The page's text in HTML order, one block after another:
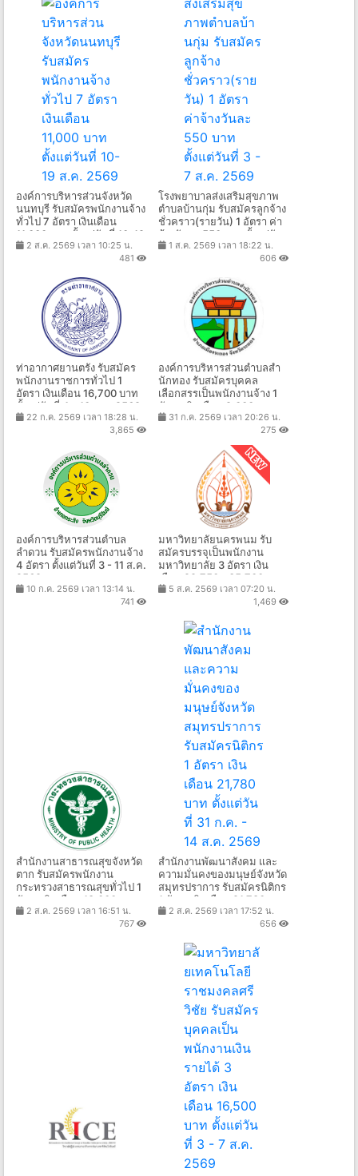
องค์การบริหารส่วนจังหวัด
นนทบุรี รับสมัครพนักงานจ้าง
ทั่วไป 7 อัตรา เงินเดือน
11,000 บาท ตั้งแต่วันที่ 10-19
ส.ค. 2569
2 ส.ค. 2569 เวลา 10:25 น.
481
โรงพยาบาลส่งเสริมสุขภาพ
ตําบลบ้านกุ่ม รับสมัครลูกจ้าง
ชั่วคราว(รายวัน) 1 อัตรา ค่า
จ้างวันละ 550 บาท ตั้งแต่วัน
ที่ 3 - 7 ส.ค. 2569
1 ส.ค. 2569 เวลา 18:22 น.
606
ท่าอากาศยานตรัง รับสมัคร
พนักงานราชการทั่วไป 1
อัตรา เงินเดือน 16,700 บาท
ตั้งแต่วันที่ 4 - 10 ส.ค. 2569
22 ก.ค. 2569 เวลา 18:28 น.
3,865
องค์การบริหารส่วนตําบลสํา
นักทอง รับสมัครบุคคล
เลือกสรรเป็นพนักงานจ้าง 1
อัตรา เงินเดือน 9,000 -
18,150 บาท ตั้งแต่วันที่ 10 -
31 ก.ค. 2569 เวลา 20:26 น.
275
องค์การบริหารส่วนตำบล
ลำดวน รับสมัครพนักงานจ้าง
4 อัตรา ตั้งแต่วันที่ 3 - 11 ส.ค.
2569
10 ก.ค. 2569 เวลา 13:14 น.
741
มหาวิทยาลัยนครพนม รับ
สมัครบรรจุเป็นพนักงาน
มหาวิทยาลัย 3 อัตรา เงิน
เดือน 29,750 - 35,700 บาท
ตั้งแต่บัดนี้ - 21 ส.ค. 2569
5 ส.ค. 2569 เวลา 07:20 น.
1,469
สำนักงานสาธารณสุขจังหวัด
ตาก รับสมัครพนักงาน
กระทรวงสาธารณสุขทั่วไป 1
อัตรา เงินเดือน 18,000บาท
ตั้งแต่วันที่ 3-7 ส.ค. 2569
2 ส.ค. 2569 เวลา 16:51 น.
767
สำนักงานพัฒนาสังคม และ
ความมั่นคงของมนุษย์จังหวัด
สมุทรปราการ รับสมัครนิติกร
1 อัตรา เงินเดือน 21,780 บาท
ตั้งแต่วันที่ 31 ก.ค. - 14 ส.ค.
2 ส.ค. 2569 เวลา 17:52 น.
656